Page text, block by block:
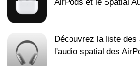
AirPods et le Spatial
Découvrez la liste des
l'audio spatial des